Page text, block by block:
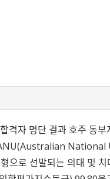
격자 명단 결과 호주 동
로 선발되는 의대 및